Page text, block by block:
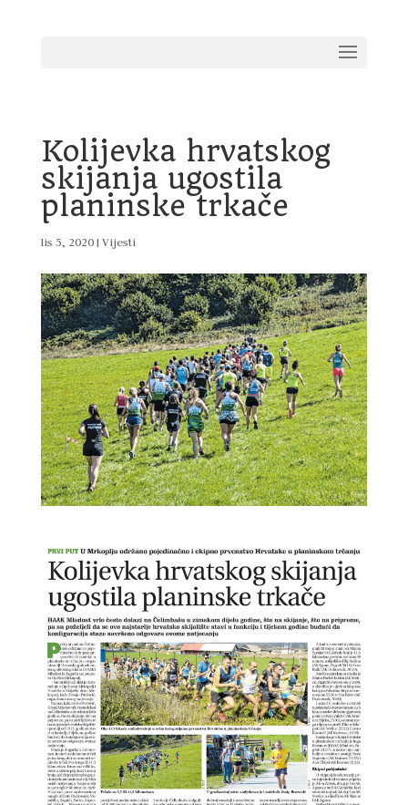
Kolijevka hrvatskog
skijanja ugostila
planinske trkače
lis 5, 2020| Vijesti